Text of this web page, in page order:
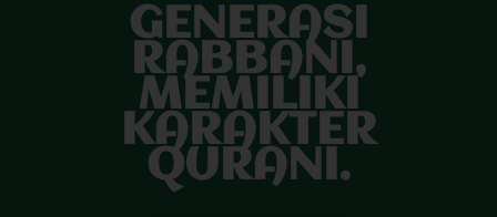
GENERASI
RABBANI,
MEMILIKI
KARAKTER
QURANI.